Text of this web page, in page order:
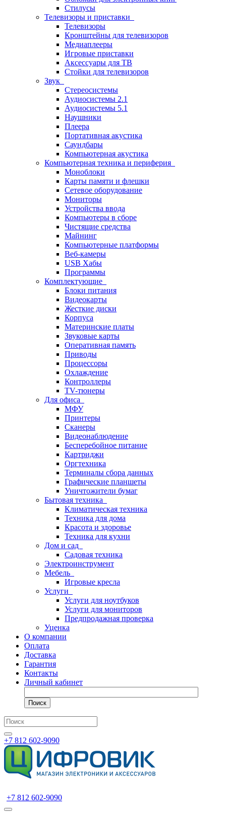
Стилусы
Телевизоры и приставки
Телевизоры
Кронштейны для телевизоров
Медиаплееры
Игровые приставки
Аксессуары для ТВ
Стойки для телевизоров
Звук
Стереосистемы
Аудиосистемы 2.1
Аудиосистемы 5.1
Наушники
Плеера
Портативная акустика
Саундбары
Компьютерная акустика
Компьютерная техника и периферия
Моноблоки
Карты памяти и флешки
Сетевое оборудование
Мониторы
Устройства ввода
Компьютеры в сборе
Чистящие средства
Майнинг
Компьютерные платформы
Веб-камеры
USB Хабы
Программы
Комплектующие
Блоки питания
Видеокарты
Жесткие диски
Корпуса
Материнские платы
Звуковые карты
Оперативная память
Приводы
Процессоры
Охлаждение
Контроллеры
TV-тюнеры
Для офиса
МФУ
Принтеры
Сканеры
Видеонаблюдение
Бесперебойное питание
Картриджи
Оргтехника
Терминалы сбора данных
Графические планшеты
Уничтожители бумаг
Бытовая техника
Климатическая техника
Техника для дома
Красота и здоровье
Техника для кухни
Дом и сад
Садовая техника
Электроинструмент
Мебель
Игровые кресла
Услуги
Услуги для ноутбуков
Услуги для мониторов
Предпродажная проверка
Уценка
О компании
Оплата
Доставка
Гарантия
Контакты
Личный кабинет
Поиск
+7 812 602-9090
+7 812 602-9090